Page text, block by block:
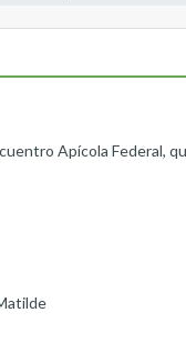
Apícola Federal,